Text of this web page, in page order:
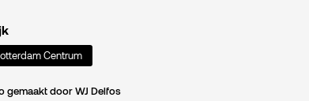
Centrum
gemaakt door WJ Delfos